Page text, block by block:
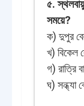
৫.
সময়ে?
ক) দুপুর
খ) বিকেল
গ) রাত্রি
ঘ) সন্ধ্যা